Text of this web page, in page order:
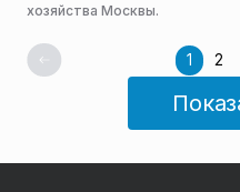
хозяйства Москвы.
1 2